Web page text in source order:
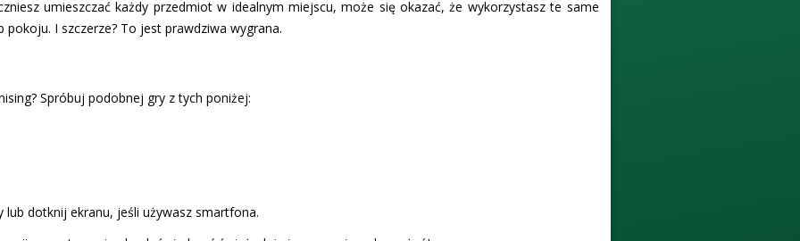
umieszczać każdy przedmiot w idealnym miejscu, może się okazać, że wykorzystasz te same
pokoju. I szczerze? To jest prawdziwa wygrana.
Spróbuj podobnej gry z tych poniżej:
lub dotknij ekranu, jeśli używasz smartfona.